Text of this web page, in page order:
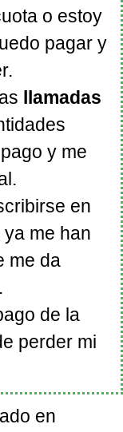
o estoy
pagar y
llamadas
y me
en
ya me han
me da
de la
perder mi
en